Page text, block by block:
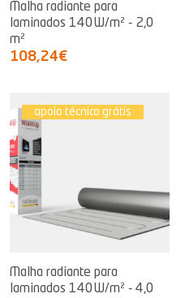
Malha radiante para
laminados 140W/m² - 2,0
m²
108,24€
apoio técnico grátis
Malha radiante para
laminados 140W/m² - 4,0